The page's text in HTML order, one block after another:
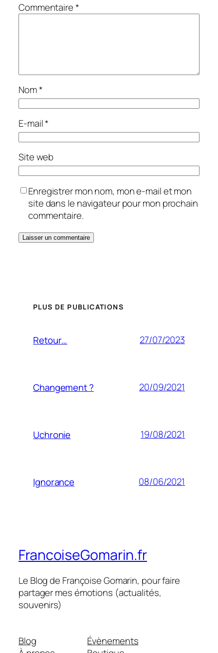
Commentaire*
Nom*
E-mail*
Site web
Enregistrer mon nom, mon e-mail et mon
site dans le navigateur pour mon prochain
commentaire.
PLUS DE PUBLICATIONS
Retour… 27/07/2023
Changement ? 20/09/2021
Uchronie 19/08/2021
Ignorance 08/06/2021
FrancoiseGomarin.fr
Le Blog de Françoise Gomarin, pour faire
partager mes émotions (actualités,
souvenirs)
Blog
Évènements